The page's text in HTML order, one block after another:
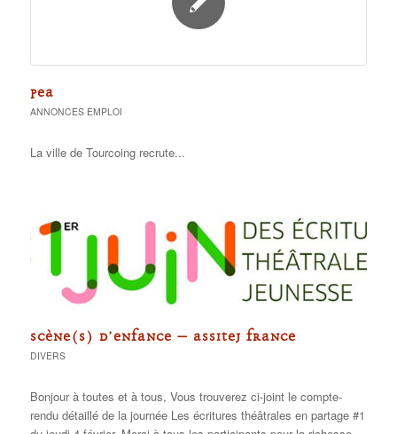
PEA
ANNONCES EMPLOI
La ville de Tourcoing recrute...
SCÈNE(S) D’ENFANCE – ASSITEJ FRANCE
DIVERS
Bonjour à toutes et à tous, Vous trouverez ci-joint le compte-
rendu détaillé de la journée Les écritures théâtrales en partage #1